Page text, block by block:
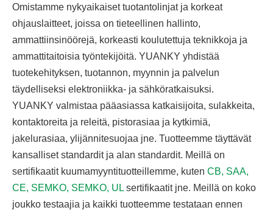
Omistamme nykyaikaiset tuotantolinjat ja korkeat
ohjauslaitteet, joissa on tieteellinen hallinto,
ammattiinsinöörejä, korkeasti koulutettuja teknikkoja ja
ammattitaitoisia työntekijöitä. YUANKY yhdistää
tuotekehityksen, tuotannon, myynnin ja palvelun
täydelliseksi elektroniikka- ja sähköratkaisuksi.
YUANKY valmistaa pääasiassa katkaisijoita, sulakkeita,
kontaktoreita ja releitä, pistorasiaa ja kytkimiä,
jakelurasiaa, ylijännitesuojaa jne. Tuotteemme täyttävät
kansalliset standardit ja alan standardit. Meillä on
sertifikaatit kuumamyyntituotteillemme, kuten CB, SAA,
CE, SEMKO, SEMKO, UL sertifikaatit jne. Meillä on koko
joukko testaajia ja kaikki tuotteemme testataan ennen